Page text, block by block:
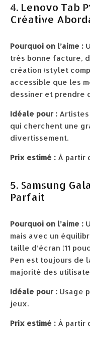
4. Lenovo Tab
Créative
Pourquoi on l’aime :
très bonne facture,
création (stylet
accessible que les
dessiner et prendre
Idéale pour :
qui cherchent une
divertissement.
Prix estimé : À partir
5. Samsung
Parfait
Pourquoi on l’aime :
mais avec un
taille d’écran (11
Pen est toujours de
majorité des
Idéale pour : Usage
jeux.
Prix estimé : À partir